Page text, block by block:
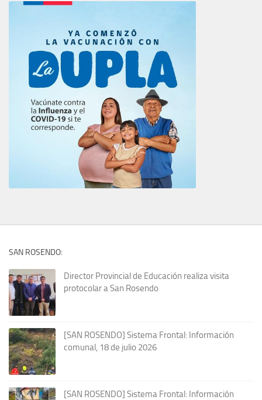
SAN ROSENDO:
Director Provincial de Educación realiza visita
protocolar a San Rosendo
[SAN ROSENDO] Sistema Frontal: Información
comunal, 18 de julio 2026
[SAN ROSENDO] Sistema Frontal: Información